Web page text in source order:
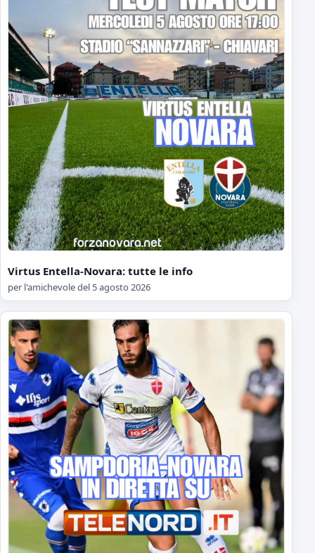
Virtus Entella-Novara: tutte le info
per l'amichevole del 5 agosto 2026